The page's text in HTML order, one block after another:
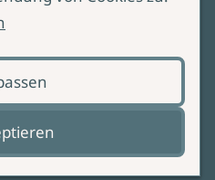
wenden Sie sich bitte an